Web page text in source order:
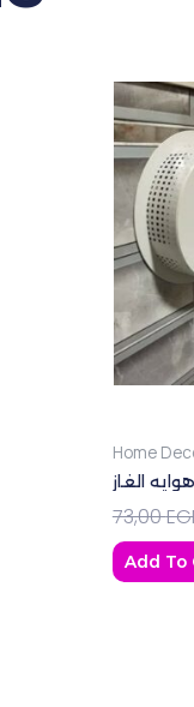
EGP.
is: 45,00 EGP.
Home
الغاز
73,00
Add To